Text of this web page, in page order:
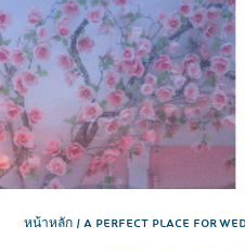
หน้าหลัก A PERFECT PLACE FOR